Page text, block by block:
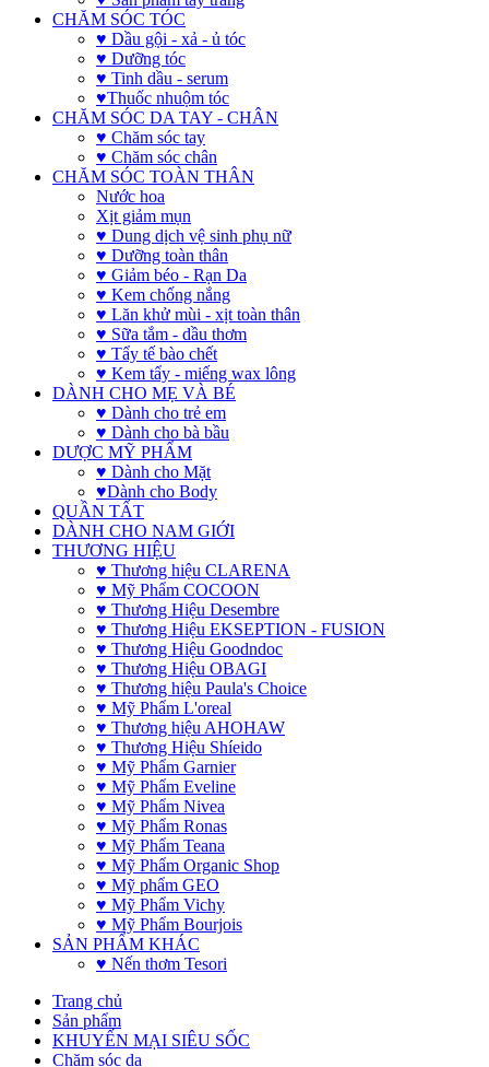
CHĂM SÓC TÓC
♥ Dầu gội - xả - ủ tóc
♥ Dưỡng tóc
♥ Tinh dầu - serum
♥Thuốc nhuộm tóc
CHĂM SÓC DA TAY - CHÂN
♥ Chăm sóc tay
♥ Chăm sóc chân
CHĂM SÓC TOÀN THÂN
Nước hoa
Xịt giảm mụn
♥ Dung dịch vệ sinh phụ nữ
♥ Dưỡng toàn thân
♥ Giảm béo - Rạn Da
♥ Kem chống nắng
♥ Lăn khử mùi - xịt toàn thân
♥ Sữa tắm - dầu thơm
♥ Tẩy tế bào chết
♥ Kem tẩy - miếng wax lông
DÀNH CHO MẸ VÀ BÉ
♥ Dành cho trẻ em
♥ Dành cho bà bầu
DƯỢC MỸ PHẨM
♥ Dành cho Mặt
♥Dành cho Body
QUẦN TẤT
DÀNH CHO NAM GIỚI
THƯƠNG HIỆU
♥ Thương hiệu CLARENA
♥ Mỹ Phẩm COCOON
♥ Thương Hiệu Desembre
♥ Thương Hiệu EKSEPTION - FUSION
♥ Thương Hiệu Goodndoc
♥ Thương Hiệu OBAGI
♥ Thương hiệu Paula's Choice
♥ Mỹ Phẩm L'oreal
♥ Thương hiệu AHOHAW
♥ Thương Hiệu Shíeido
♥ Mỹ Phẩm Garnier
♥ Mỹ Phẩm Eveline
♥ Mỹ Phẩm Nivea
♥ Mỹ Phẩm Ronas
♥ Mỹ Phẩm Teana
♥ Mỹ Phẩm Organic Shop
♥ Mỹ phẩm GEO
♥ Mỹ Phẩm Vichy
♥ Mỹ Phẩm Bourjois
SẢN PHẨM KHÁC
♥ Nến thơm Tesori
Trang chủ
Sản phẩm
KHUYẾN MẠI SIÊU SỐC
Chăm sóc da